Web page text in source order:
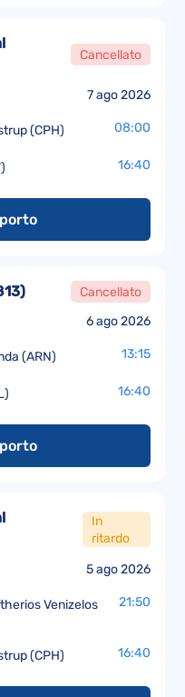
7 ago 2026
Cancellato
(CPH) 08:00
16:40
6 ago 2026
) Cancellato
(ARN) 13:15
16:40
5 ago 2026
In
ritardo
Venizelos
21:50
(CPH) 16:40